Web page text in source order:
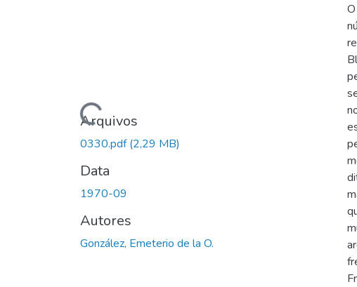
Carregando...
Arquivos
0330.pdf(2,29 MB)
Data
1970-09
Autores
González, Emeterio de la O.